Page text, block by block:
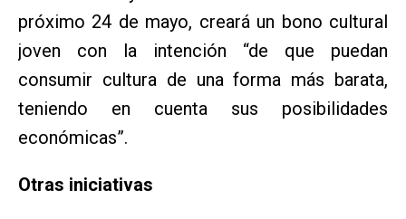
próximo 24 de mayo, creará un bono cultural
joven con la intención “de que puedan
consumir cultura de una forma más barata,
teniendo en cuenta sus posibilidades
económicas”.
Otras iniciativas